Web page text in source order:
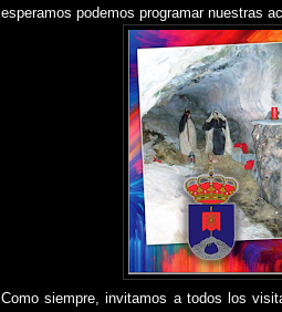
esperamos podemos programar nuestras
Como siempre, invitamos a todos los